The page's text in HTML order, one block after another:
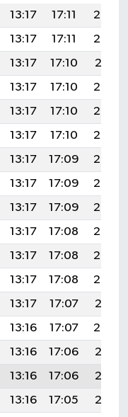
13:17 17:11
20:33
13:17 17:11
20:32
13:17 17:10
20:31
13:17 17:10
20:30
13:17 17:10
20:29
13:17 17:10
20:28
13:17 17:09
20:27
13:17 17:09
20:26
13:17 17:09
20:25
13:17 17:08
20:24
13:17 17:08
20:23
13:17 17:08
20:22
13:17 17:07
20:21
13:16 17:07
20:20
13:16 17:06
20:18
13:16 17:06
20:17
13:16 17:05
20:16